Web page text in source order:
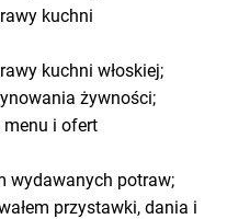
kuchni
kuchni włoskiej;
żywności;
menu i ofert
wydawanych potraw;
przystawki, dania i